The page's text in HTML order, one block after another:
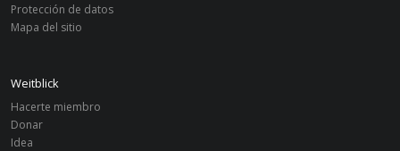
Protección de datos
Mapa del sitio
Weitblick
Hacerte miembro
Donar
Idea